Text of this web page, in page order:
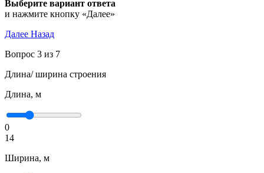
Выберите вариант ответа
и нажмите кнопку «Далее»
Далее Назад
Вопрос 3 из 7
Длина/ ширина строения
Длина, м
0
14
Ширина, м